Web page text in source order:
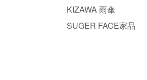
KIZAWA 雨傘
SUGER FACE家品